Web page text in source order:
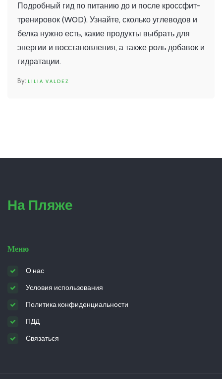
эффективности
Подробный гид по питанию до и после кроссфит-
тренировок (WOD). Узнайте, сколько углеводов и
белка нужно есть, какие продукты выбрать для
энергии и восстановления, а также роль добавок и
гидратации.
LILIA VALDEZ
На Пляже
Меню
О нас
Условия использования
Политика конфиденциальности
ПДД
Связаться